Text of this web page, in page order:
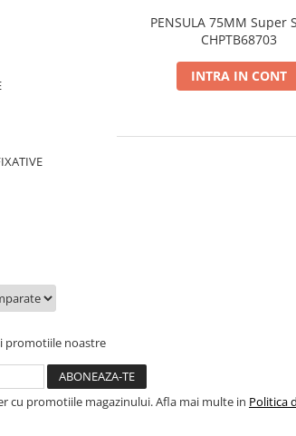
PENSULA 75MM Super
CHPTB68703
INTRA IN CONT
promotiile noastre
cu promotiile magazinului. Afla mai multe in Politica